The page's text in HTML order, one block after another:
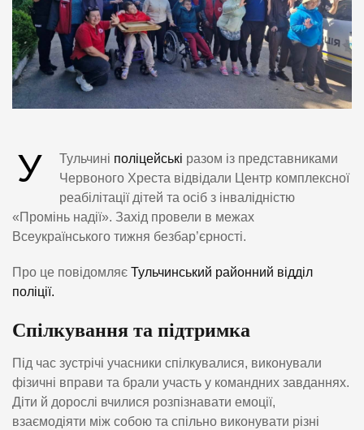
У Тульчині поліцейські разом із представниками
Червоного Хреста відвідали Центр комплексної
реабілітації дітей та осіб з інвалідністю
«Промінь надії». Захід провели в межах
Всеукраїнського тижня безбар’єрності.
Про це повідомляє Тульчинський районний відділ
поліції.
Спілкування та підтримка
Під час зустрічі учасники спілкувалися, виконували
фізичні вправи та брали участь у командних завданнях.
Діти й дорослі вчилися розпізнавати емоції,
взаємодіяти між собою та спільно виконувати різні